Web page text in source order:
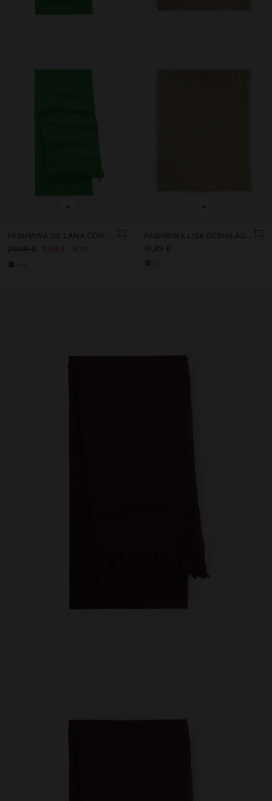
+
PASHMINA DE LANA CON FLECOS
29,99 €
9,99 € 67%
+
PASHMINA LISA DESHILACHADA
15,99 €